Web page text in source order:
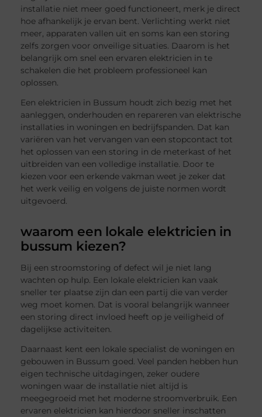
installatie niet meer goed functioneert, merk je direct
hoe afhankelijk je ervan bent. Verlichting werkt niet
meer, apparaten vallen uit en soms kan een storing
zelfs zorgen voor onveilige situaties. Daarom is het
belangrijk om snel een ervaren elektricien in te
schakelen die het probleem professioneel kan
oplossen.
Een elektricien in Bussum houdt zich bezig met het
aanleggen, onderhouden en repareren van elektrische
installaties in woningen en bedrijfspanden. Dat kan
variëren van het vervangen van een stopcontact tot
het oplossen van een storing in de meterkast of het
uitbreiden van een volledige installatie. Door te
kiezen voor een erkende vakman weet je zeker dat
het werk veilig en volgens de juiste normen wordt
uitgevoerd.
waarom een lokale elektricien in
bussum kiezen?
Bij een stroomstoring of defect wil je niet lang
wachten op hulp. Een lokale elektricien kan vaak
sneller ter plaatse zijn dan een partij die van verder
weg moet komen. Dat is vooral belangrijk wanneer
een storing direct invloed heeft op je veiligheid of
dagelijkse activiteiten.
Daarnaast kent een lokale specialist de woningen en
gebouwen in Bussum goed. Veel panden hebben hun
eigen technische uitdagingen, zeker oudere
woningen waar de installatie niet altijd is
meegegroeid met het moderne stroomverbruik. Een
ervaren elektricien kan hierdoor sneller inschatten